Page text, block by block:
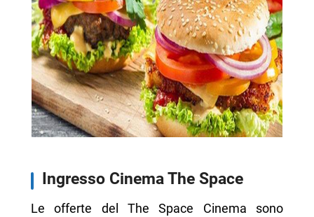
Ingresso Cinema The Space
Le offerte del The Space Cinema sono